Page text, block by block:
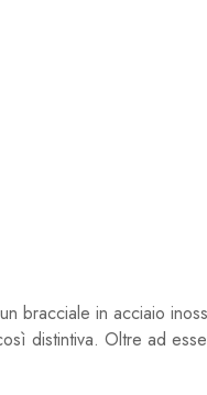
bracciale in acciaio
distintiva. Oltre ad